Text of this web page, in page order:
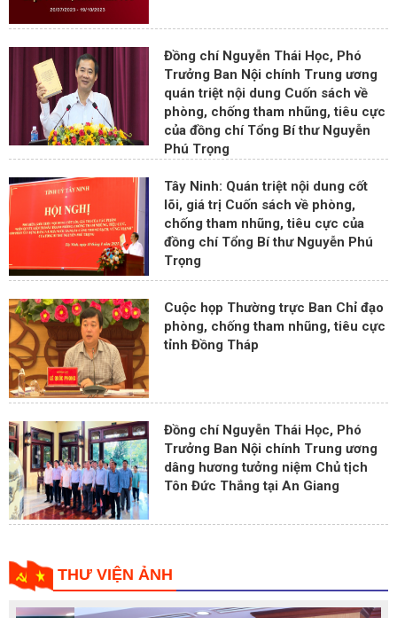
Đồng chí Nguyễn Thái Học, Phó
Trưởng Ban Nội chính Trung ương
quán triệt nội dung Cuốn sách về
phòng, chống tham nhũng, tiêu cực
của đồng chí Tổng Bí thư Nguyễn
Phú Trọng
Tây Ninh: Quán triệt nội dung cốt
lõi, giá trị Cuốn sách về phòng,
chống tham nhũng, tiêu cực của
đồng chí Tổng Bí thư Nguyễn Phú
Trọng
Cuộc họp Thường trực Ban Chỉ đạo
phòng, chống tham nhũng, tiêu cực
tỉnh Đồng Tháp
Đồng chí Nguyễn Thái Học, Phó
Trưởng Ban Nội chính Trung ương
dâng hương tưởng niệm Chủ tịch
Tôn Đức Thắng tại An Giang
THƯ VIỆN ẢNH